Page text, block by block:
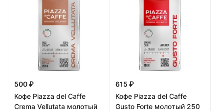
500 ₽
Кофе Piazza del Caffe
Crema Vellutata молотый
615 ₽
Кофе Piazza del Caffe
Gusto Forte молотый 250